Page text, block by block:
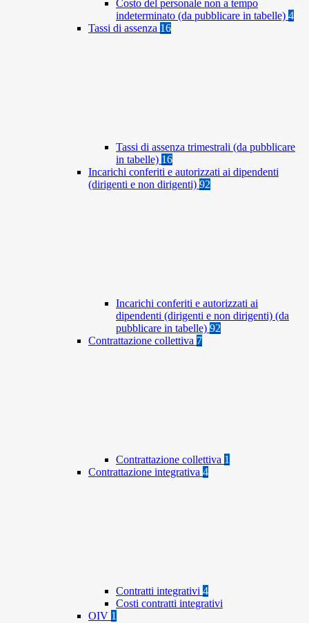
Costo del personale non a tempo
indeterminato (da pubblicare in tabelle) 4
Tassi di assenza 16
Tassi di assenza trimestrali (da pubblicare
in tabelle) 16
Incarichi conferiti e autorizzati ai dipendenti
(dirigenti e non dirigenti) 92
Incarichi conferiti e autorizzati ai
dipendenti (dirigenti e non dirigenti) (da
pubblicare in tabelle) 92
Contrattazione collettiva 7
Contrattazione collettiva 1
Contrattazione integrativa 4
Contratti integrativi 4
Costi contratti integrativi
OIV 1